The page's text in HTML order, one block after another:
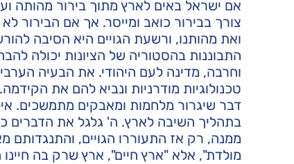
אם ישראל באים לארץ מתוך בירור מהותה
צורך בבירור כואב ומייסר. אך אם הבירור
ואת מהותנו, ורשעת הגויים היא הסיבה
התבוננות בהסטוריה של הציונות יכולה
וחרבה, מדינה לעם היהודי. את הבעיה
טכנולוגיות מודרניות ונביא להם את
דבר שיגרור מלחמות ומאבקים מתמשכים.
בתהליך השיבה לארץ. ה' גלגל את הדברים
ממנה, רק אז התעוררו הגויים, והתנגדותם
מולדת", אלא "ארץ חיים", ארץ שרק בה חיינו